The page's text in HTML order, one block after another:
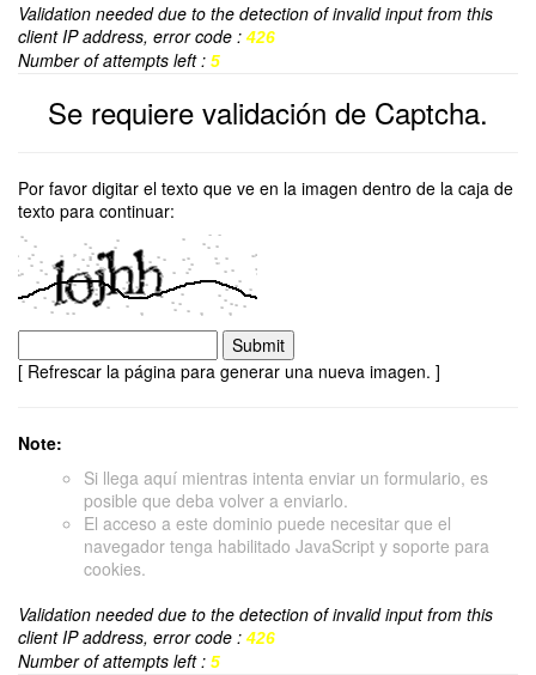
Validation needed due to the detection of invalid input from this
client IP address, error code : 426
Number of attempts left : 5
Se requiere validación de Captcha.
Por favor digitar el texto que ve en la imagen dentro de la caja de
texto para continuar:
[ Refrescar la página para generar una nueva imagen. ]
Note:
Si llega aquí mientras intenta enviar un formulario, es
posible que deba volver a enviarlo.
El acceso a este dominio puede necesitar que el
navegador tenga habilitado JavaScript y soporte para
cookies.
Validation needed due to the detection of invalid input from this
client IP address, error code : 426
Number of attempts left : 5